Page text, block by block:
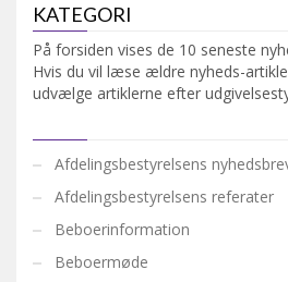
KATEGORI
På forsiden vises de 10 seneste
Hvis du vil læse ældre nyheds-
udvælge artiklerne efter
Afdelingsbestyrelsens
Afdelingsbestyrelsens referater
Beboerinformation
Beboermøde